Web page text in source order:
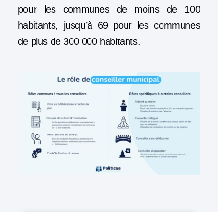
pour les communes de moins de 100
habitants, jusqu’à 69 pour les communes
de plus de 300 000 habitants.